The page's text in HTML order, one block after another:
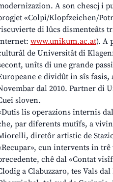
A son chescj i
«Colpi/Klopfzeichen/
di lûcs dismenteâts
www.unikum.ac.at). A
de Universitât di
unîts di une grande
e dividût in sîs fasis,
dal 2010. Partner di
sloven.
lis operazions internis
par diferents mutîfs, a
diretôr artistic de
cun intervents in
chê dal «Contat
a Clabuzzaro, tes Vals